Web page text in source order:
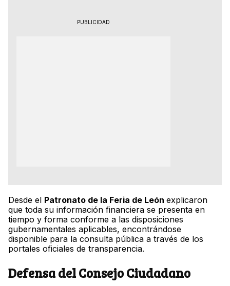
PUBLICIDAD
Desde el Patronato de la Feria de León explicaron
que toda su información financiera se presenta en
tiempo y forma conforme a las disposiciones
gubernamentales aplicables, encontrándose
disponible para la consulta pública a través de los
portales oficiales de transparencia.
Defensa del Consejo Ciudadano